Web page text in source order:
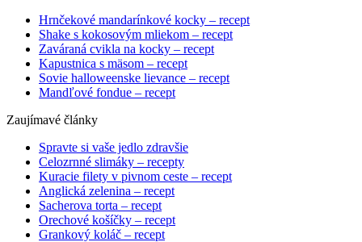
Hrnčekové mandarínkové kocky – recept
Shake s kokosovým mliekom – recept
Zaváraná cvikla na kocky – recept
Kapustnica s mäsom – recept
Sovie halloweenske lievance – recept
Mandľové fondue – recept
Zaujímavé články
Spravte si vaše jedlo zdravšie
Celozrnné slimáky – recepty
Kuracie filety v pivnom ceste – recept
Anglická zelenina – recept
Sacherova torta – recept
Orechové košíčky – recept
Grankový koláč – recept